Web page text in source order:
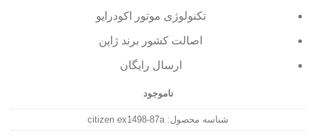
تکنولوژی موتور اکودرایو
اصالت کشور برند ژاپن
ارسال رایگان
ناموجود
شناسه محصول: citizen ex1498-87a